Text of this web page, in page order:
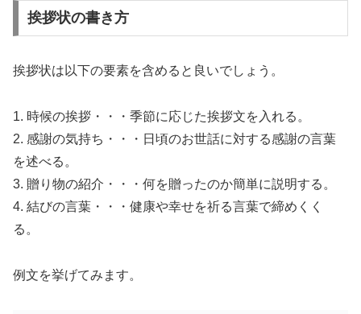
挨拶状の書き方
挨拶状は以下の要素を含めると良いでしょう。
1. 時候の挨拶・・・季節に応じた挨拶文を入れる。
2. 感謝の気持ち・・・日頃のお世話に対する感謝の言葉
を述べる。
3. 贈り物の紹介・・・何を贈ったのか簡単に説明する。
4. 結びの言葉・・・健康や幸せを祈る言葉で締めくく
る。
例文を挙げてみます。